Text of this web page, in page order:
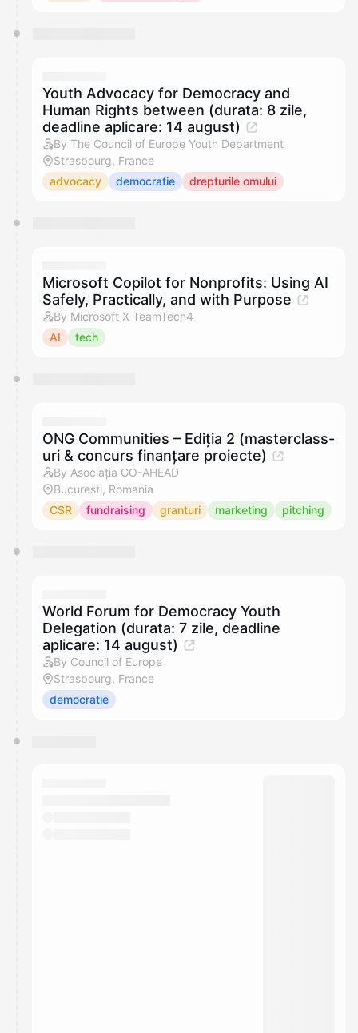
Youth Advocacy for Democracy and
Human Rights between (durata: 8 zile,
deadline aplicare: 14 august)
By The Council of Europe Youth Department
Strasbourg, France
advocacy
democratie drepturile omului
Microsoft Copilot for Nonprofits: Using AI
Safely, Practically, and with Purpose
By Microsoft X TeamTech4
AI
tech
ONG Communities – Ediția 2 (masterclass-
uri & concurs finanțare proiecte)
By Asociația GO-AHEAD
București, Romania
CSR
fundraising granturi marketing pitching
World Forum for Democracy Youth
Delegation (durata: 7 zile, deadline
aplicare: 14 august)
By Council of Europe
Strasbourg, France
democratie